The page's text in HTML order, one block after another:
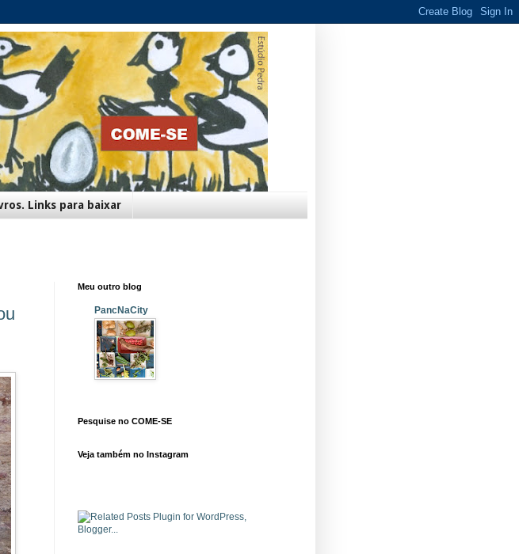
Links para baixar
Meu outro blog
PancNaCity
Pesquise no COME-SE
Veja também no Instagram